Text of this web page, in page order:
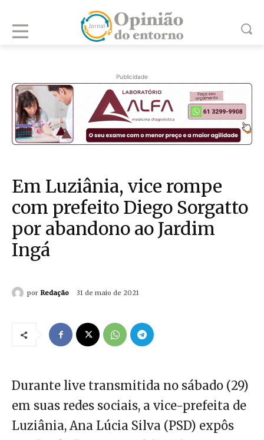
Publicidade
Em Luziânia, vice rompe
com prefeito Diego Sorgatto
por abandono ao Jardim
Ingá
por Redação 31 de maio de 2021
Durante live transmitida no sábado (29)
em suas redes sociais, a vice-prefeita de
Luziânia, Ana Lúcia Silva (PSD) expôs